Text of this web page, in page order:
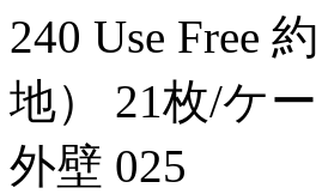
240 Use Free
地） 21枚/ケ
外壁 025